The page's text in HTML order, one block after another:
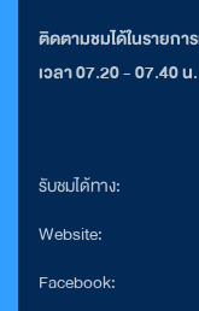
ติดตามชมได้ในรายก
เวลา 07.20 - 07.40
รับชมได้ทาง:
Website:
Facebook: